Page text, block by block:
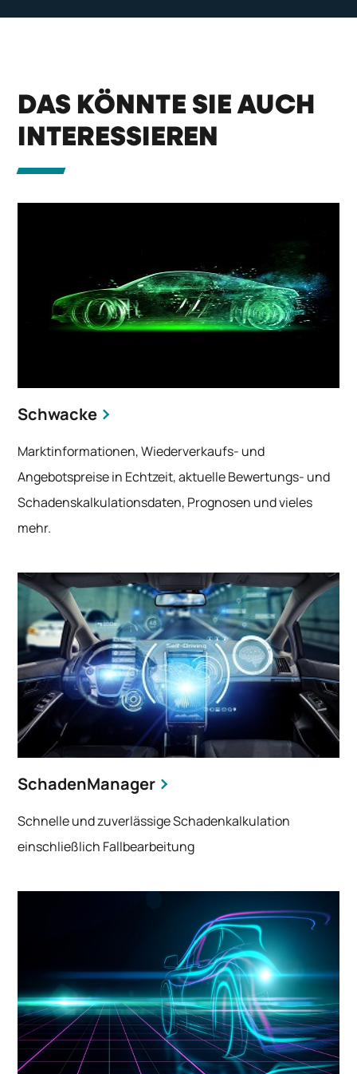
DAS KÖNNTE SIE AUCH
INTERESSIEREN
Schwacke
Marktinformationen, Wiederverkaufs- und
Angebotspreise in Echtzeit, aktuelle Bewertungs- und
Schadenskalkulationsdaten, Prognosen und vieles
mehr.
SchadenManager
Schnelle und zuverlässige Schadenkalkulation
einschließlich Fallbearbeitung